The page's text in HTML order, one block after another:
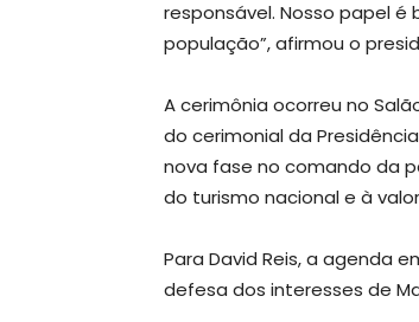
responsável. Nosso papel
população”, afirmou o
A cerimônia ocorreu no
do cerimonial da
nova fase no comando da
do turismo nacional e à
Para David Reis, a agenda
defesa dos interesses de